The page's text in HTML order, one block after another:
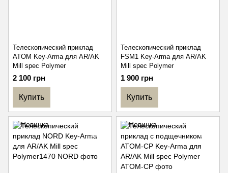
Телескопический приклад
ATOM Key-Arma для AR/AK
Mill spec Polymer
2 100 грн
Купить
Телескопический приклад
FSM1 Key-Arma для AR/AK
Mill spec Polymer
1 900 грн
Купить